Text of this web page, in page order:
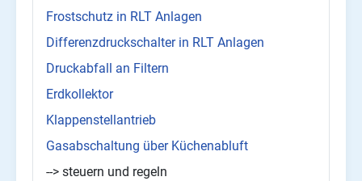
Frostschutz in RLT Anlagen
Differenzdruckschalter in RLT Anlagen
Druckabfall an Filtern
Erdkollektor
Klappenstellantrieb
Gasabschaltung über Küchenabluft
--> steuern und regeln